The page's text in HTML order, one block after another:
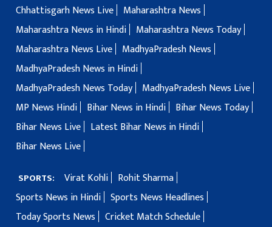
Chhattisgarh News Live
Maharashtra News
Maharashtra News in Hindi
Maharashtra News Today
Maharashtra News Live
MadhyaPradesh News
MadhyaPradesh News in Hindi
MadhyaPradesh News Today
MadhyaPradesh News Live
MP News Hindi
Bihar News in Hindi
Bihar News Today
Bihar News Live
Latest Bihar News in Hindi
Bihar News Live
SPORTS: Virat Kohli
Rohit Sharma
Sports News in Hindi Sports News Headlines
Today Sports News
Cricket Match Schedule